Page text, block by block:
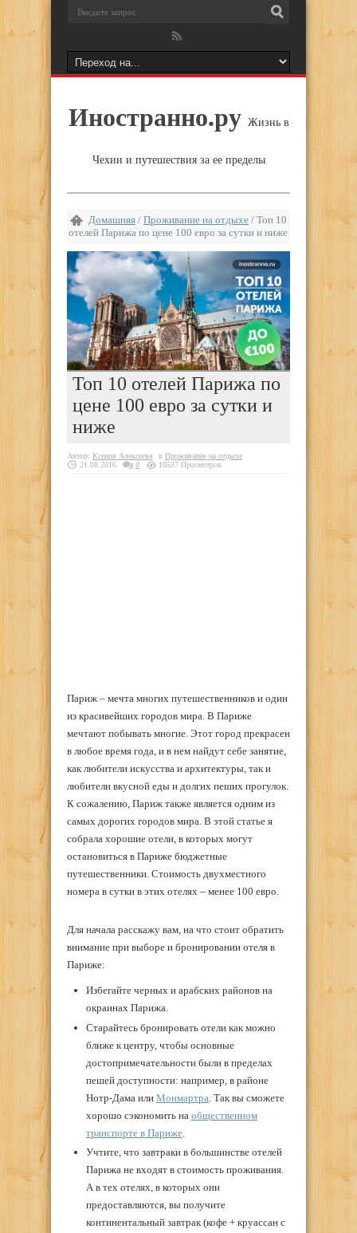
Иностранно.ру Жизнь в
Чехии и путешествия за ее пределы
Домашняя / Проживание на отдыхе / Топ 10
отелей Парижа по цене 100 евро за сутки и ниже
Топ 10 отелей Парижа по
цене 100 евро за сутки и
ниже
Автор: Ксения Алексеева в Проживание на отдыхе
21.08.2016
0 10537 Просмотров
Париж – мечта многих путешественников и один
из красивейших городов мира. В Париже
мечтают побывать многие. Этот город прекрасен
в любое время года, и в нем найдут себе занятие,
как любители искусства и архитектуры, так и
любители вкусной еды и долгих пеших прогулок.
К сожалению, Париж также является одним из
самых дорогих городов мира. В этой статье я
собрала хорошие отели, в которых могут
остановиться в Париже бюджетные
путешественники. Стоимость двухместного
номера в сутки в этих отелях – менее 100 евро.
Для начала расскажу вам, на что стоит обратить
внимание при выборе и бронировании отеля в
Париже:
Избегайте черных и арабских районов на
окраинах Парижа.
Старайтесь бронировать отели как можно
ближе к центру, чтобы основные
достопримечательности были в пределах
пешей доступности: например, в районе
Нотр-Дама или Монмартра . Так вы сможете
хорошо сэкономить на общественном
транспорте в Париже.
Учтите, что завтраки в большинстве отелей
Парижа не входят в стоимость проживания.
А в тех отелях, в которых они
предоставляются, вы получите
континентальный завтрак (кофе + круассан с